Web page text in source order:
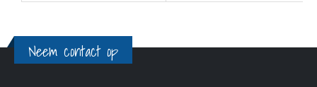
Neem contact op